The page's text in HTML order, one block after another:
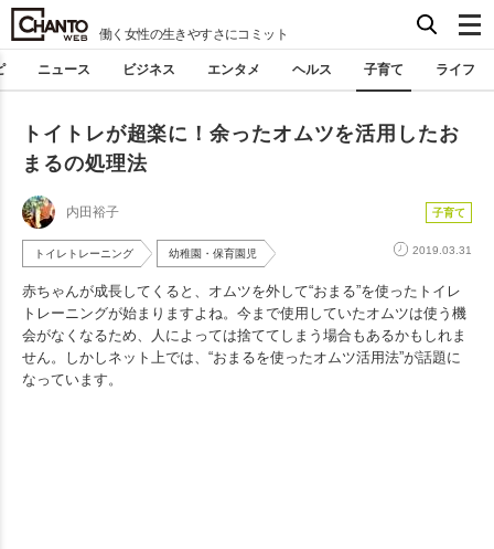
働く女性の生きやすさにコミット
ニュース ビジネス エンタメ ヘルス 子育て ライフ
トイトレが超楽に！余ったオムツを活用したお
まるの処理法
内田裕子 子育て
トイレトレーニング 幼稚園・保育園児 2019.03.31
赤ちゃんが成長してくると、オムツを外して“おまる”を使ったトイレ
トレーニングが始まりますよね。今まで使用していたオムツは使う機
会がなくなるため、人によっては捨ててしまう場合もあるかもしれま
せん。しかしネット上では、“おまるを使ったオムツ活用法”が話題に
なっています。